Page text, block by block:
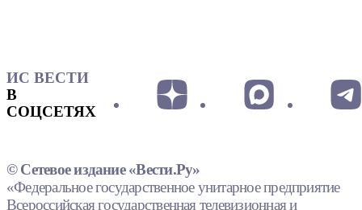
ИС ВЕСТИ
В
СОЦСЕТЯХ
© Сетевое издание «Вести.Ру»
«Федеральное государственное унитарное предприятие
Всероссийская государственная телевизионная и